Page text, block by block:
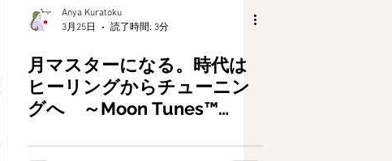
Anya Kuratoku
3月25日
読了時間: 3分
月マスターになる。時代は
ヒーリングからチューニン
グへ ～Moon Tunes™